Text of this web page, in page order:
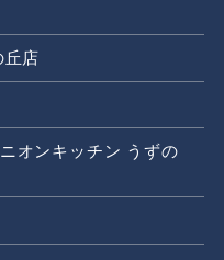
丘店
オンキッチン うずの